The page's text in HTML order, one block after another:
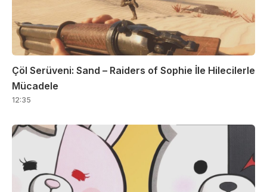
Çöl Serüveni: Sand – Raiders of Sophie İle Hilecilerle
Mücadele
12:35